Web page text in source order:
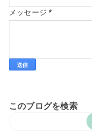
メッセージ*
このブログを検索